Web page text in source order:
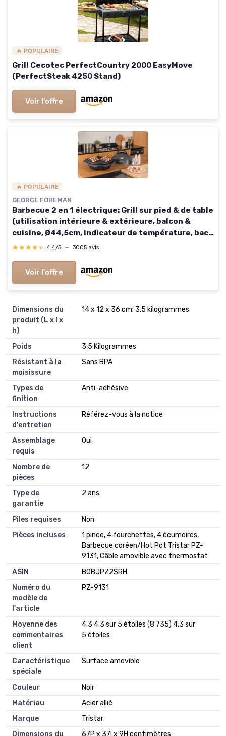
🔥 POPULAIRE
Grill Cecotec PerfectCountry 2000 EasyMove
(PerfectSteak 4250 Stand)
Voir l'offre
🔥 POPULAIRE
GEORGE FOREMAN
Barbecue 2 en 1 électrique: Grill sur pied & de table
(utilisation intérieure & extérieure, balcon &
cuisine, Ø44,5cm, indicateur de température, bac
à graisse, 2400W) 22460-56
★★★★★
★★★★★ 4,4/5 — 3005 avis
Voir l'offre
Dimensions du
produit (L x l x
h)
‎14 x 12 x 36 cm; 3,5 kilogrammes
Poids
‎3,5 Kilogrammes
Résistant à la
moisissure
‎Sans BPA
Types de
finition
‎Anti-adhésive
Instructions
d'entretien
‎Référez-vous à la notice
Assemblage
requis
‎Oui
Nombre de
pièces
‎12
Type de
garantie
‎2 ans.
Piles requises
‎Non
Pièces incluses
‎1 pince, 4 fourchettes, 4 écumoires,
Barbecue coréen/Hot Pot Tristar PZ-
9131, Câble amovible avec thermostat
ASIN
B0BJPZ2SRH
Numéro du
modèle de
l'article
PZ-9131
Moyenne des
commentaires
client
4,3 4,3 sur 5 étoiles (8 735) 4,3 sur
5 étoiles
Caractéristique
spéciale
Surface amovible
Couleur
Noir
Matériau
Acier allié
Marque
Tristar